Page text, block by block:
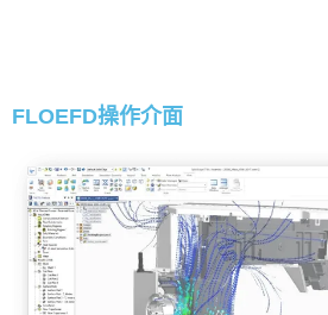
FLOEFD操作介面